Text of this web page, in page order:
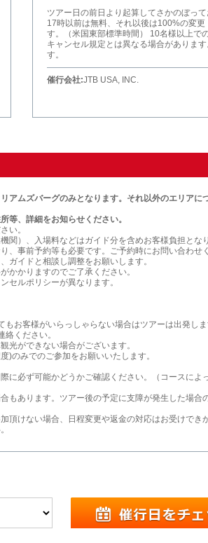
ツアー日の前日より起算してさかのぼっ
17時以前は無料、それ以後は100%の変更
す。（米国東部標準時間） 10名様以上で
キャンセル規定とは異なる場合がありま
す。
催行会社:JTB USA, INC.
ムズバーグのみとなります。それ以外のエリアに
等、詳細をお知らせください。
い。
関）、入場料などはガイド分を含めお客様負担となり
、事前予約等も必要です。ご予約時にお問い合わせ
ガイドと相談し調整をお願いします。
かかりますのでご了承ください。
セルポリシーが異なります。
お客様がいらっしゃらない場合はツアーは出発しま
ください。
光ができない場合がございます。
)のみでのご参加をお願いいたします。
に必ず可能かどうかご確認ください。（コースによ
もあります。ツアー後の予定に支障が発生した場合
頂けない場合、日程変更や返金の対応はお受けでき